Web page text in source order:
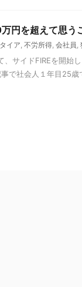
円を超えて思う
イア, 不労所得, 会社員,
サイドFIREを開始
で社会人１年目25歳